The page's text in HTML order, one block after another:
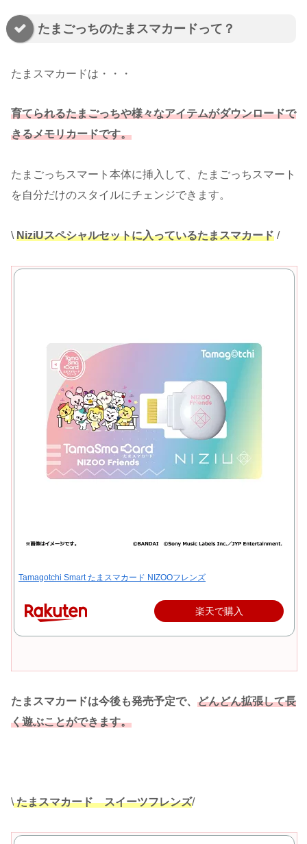
たまごっちのたまスマカードって？
たまスマカードは・・・
育てられるたまごっちや様々なアイテムがダウンロードで
きるメモリカードです。
たまごっちスマート本体に挿入して、たまごっちスマート
を自分だけのスタイルにチェンジできます。
\ NiziUスペシャルセットに入っているたまスマカード /
Tamagotchi Smart たまスマカード NIZOOフレンズ
楽天で購入
たまスマカードは今後も発売予定で、 どんどん拡張して長
く遊ぶことができます。
\たまスマカード スイーツフレンズ/